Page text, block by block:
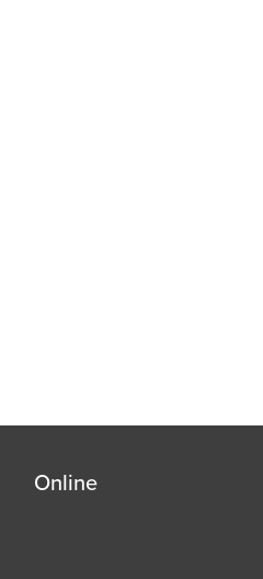
Online